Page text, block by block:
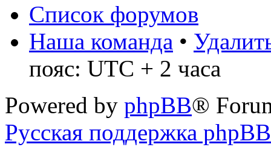
Список форумов
Наша команда •
пояс: UTC + 2 часа
Powered by phpBB®
Русская поддержка phpBB